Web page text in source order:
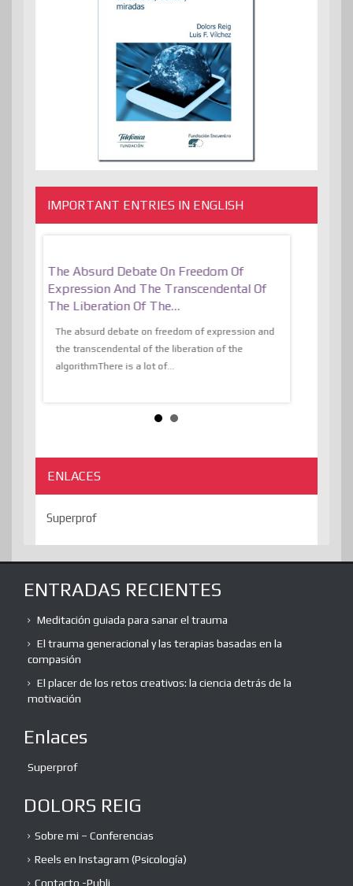
IMPORTANT ENTRIES IN ENGLISH
The Absurd Debate On Freedom Of
Expression And The Transcendental Of
The Liberation Of The…
The absurd debate on freedom of expression and
the transcendental of the liberation of the
algorithmThere is a lot of...
ENLACES
Superprof
ENTRADAS RECIENTES
Meditación guiada para sanar el trauma
El trauma generacional y las terapias basadas en la
compasión
El placer de los retos creativos: la ciencia detrás de la
motivación
Enlaces
Superprof
DOLORS REIG
Sobre mi – Conferencias
Reels en Instagram (Psicología)
Contacto -Publi